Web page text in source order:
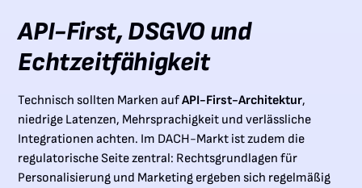
API-First, DSGVO und
Echtzeitfähigkeit
Technisch sollten Marken aufAPI-First-Architektur,
niedrige Latenzen, Mehrsprachigkeit und verlässliche
Integrationen achten. Im DACH-Markt ist zudem die
regulatorische Seite zentral: Rechtsgrundlagen für
Personalisierung und Marketing ergeben sich regelmäßig